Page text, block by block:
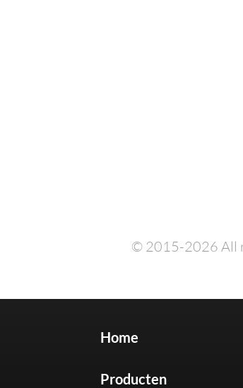
© 2015-2026 All
Home
Producten